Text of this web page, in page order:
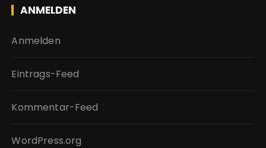
ANMELDEN
Anmelden
Eintrags-Feed
Kommentar-Feed
WordPress.org